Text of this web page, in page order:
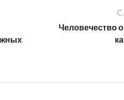
Человечество